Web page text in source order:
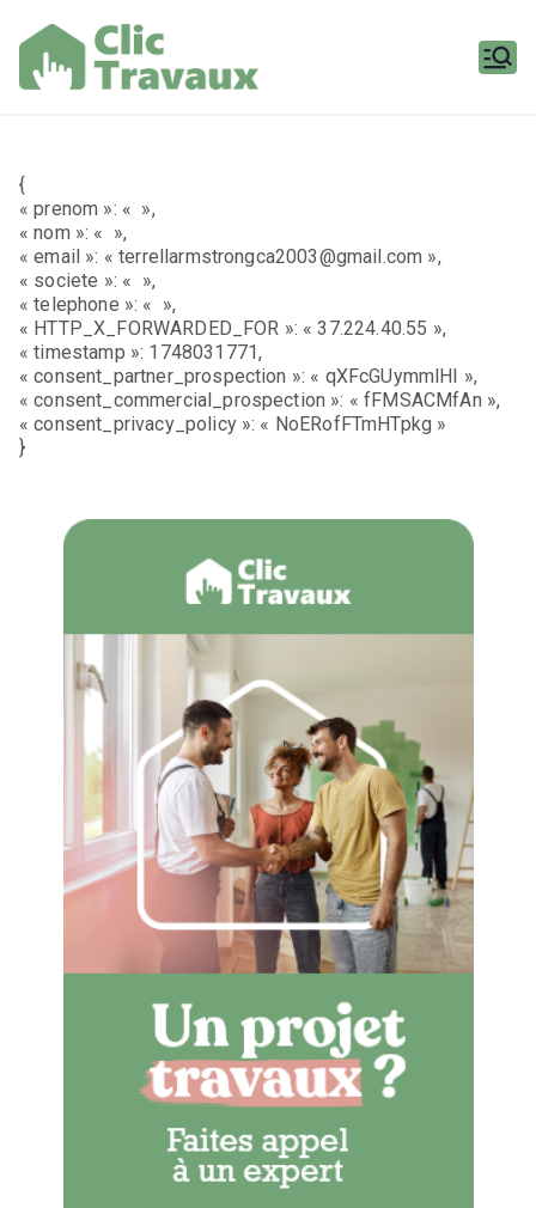
contenu
{
« prenom »: « »,
« nom »: « »,
« email »: « terrellarmstrongca2003@gmail.com »,
« societe »: « »,
« telephone »: « »,
« HTTP_X_FORWARDED_FOR »: « 37.224.40.55 »,
« timestamp »: 1748031771,
« consent_partner_prospection »: « qXFcGUymmlHI »,
« consent_commercial_prospection »: « fFMSACMfAn »,
« consent_privacy_policy »: « NoERofFTmHTpkg »
}